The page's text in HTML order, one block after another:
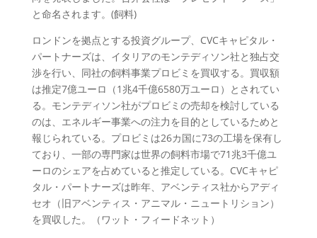
と命名されます。(飼料)
ロンドンを拠点とする投資グループ、CVCキャピタル・
パートナーズは、イタリアのモンテディソン社と独占交
渉を行い、同社の飼料事業プロビミを買収する。買収額
は推定7億ユーロ（1兆4千億6580万ユーロ）とされてい
る。モンテディソン社がプロビミの売却を検討している
のは、エネルギー事業への注力を目的としているためと
報じられている。プロビミは26カ国に73の工場を保有し
ており、一部の専門家は世界の飼料市場で71兆3千億ユ
ーロのシェアを占めていると推定している。CVCキャピ
タル・パートナーズは昨年、アベンティス社からアディ
セオ（旧アベンティス・アニマル・ニュートリション）
を買収した。（ワット・フィードネット）